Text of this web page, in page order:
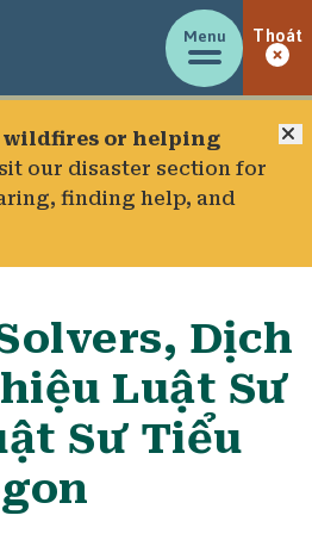
Menu Thoát
wildfires or helping
our disaster section for
finding help, and
Dịch
Luật Sư
Sư Tiểu